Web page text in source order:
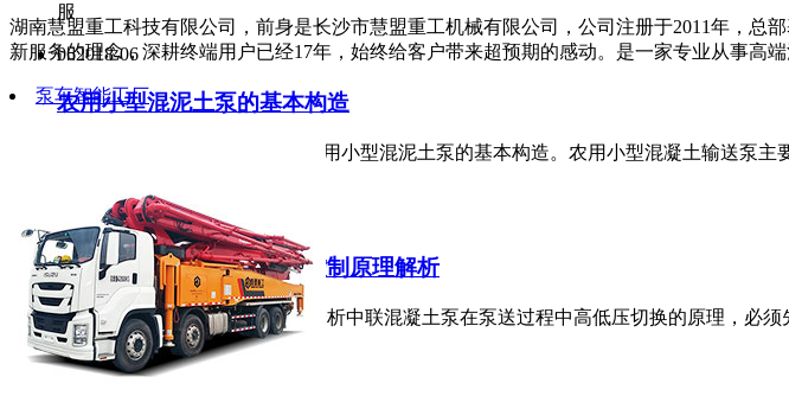
湖南慧盟重工科技有限公司，前身是长沙市慧盟重工机械有限公司，公司注册于2011年，
新服务的理念，深耕终端用户已经17年，始终给客户带来超预期的感动。是一家专业从事高
泵车智能工厂
服
062018-06
农用小型混泥土泵的基本构造
今天慧盟重工为大家介绍一下农用小型混泥土泵的基本构造。农用小型混凝土输送泵
2018-05
中联混凝土泵电控高低压控制原理解析
第一点： 首先，我们要了解或分析中联混凝土泵在泵送过程中高低压切换的原理，必
主